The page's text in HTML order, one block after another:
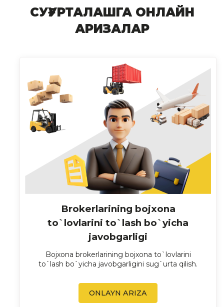
СУҒУРТАЛАШГА ОНЛАЙН
АРИЗАЛАР
Brokerlarining bojxona
to`lovlarini to`lash bo`yicha
javobgarligi
Bojxona brokerlarining bojxona to`lovlarini
to`lash bo`yicha javobgarligini sug`urta qilish.
ONLAYN ARIZA